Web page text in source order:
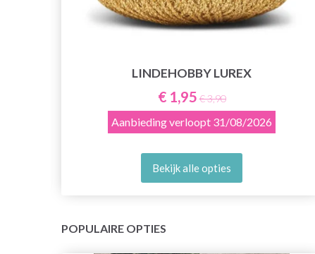
LINDEHOBBY LUREX
€ 1,95 € 3,90
Aanbieding verloopt 31/08/2026
Bekijk alle opties
POPULAIRE OPTIES